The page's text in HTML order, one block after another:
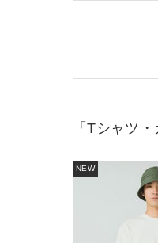
「Tシャツ
NEW